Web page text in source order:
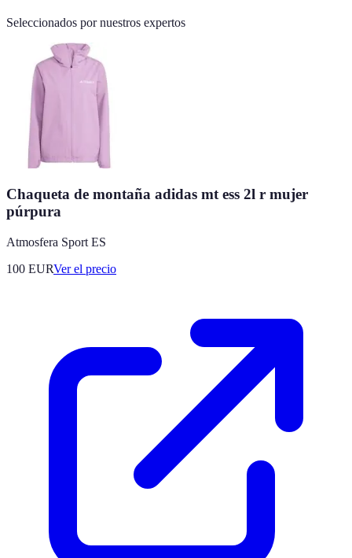
Seleccionados por nuestros expertos
Chaqueta de montaña adidas mt ess 2l r mujer
púrpura
Atmosfera Sport ES
100 EURVer el precio